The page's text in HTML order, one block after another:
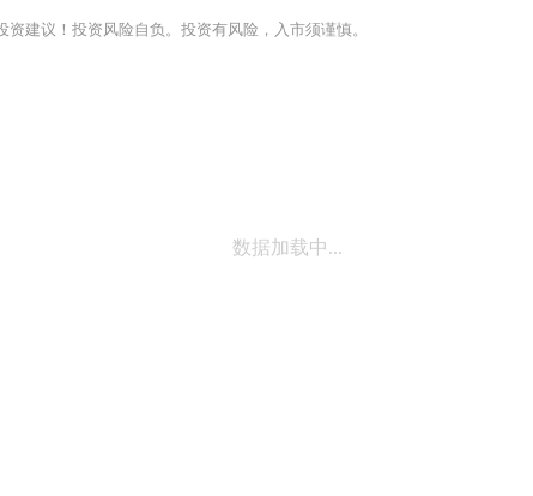
建议！投资风险自负。投资有风险，入市须谨慎。
数据加载中...